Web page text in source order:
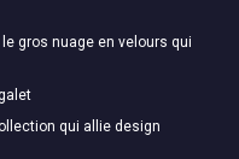
le gros nuage en velours qui
qui allie design